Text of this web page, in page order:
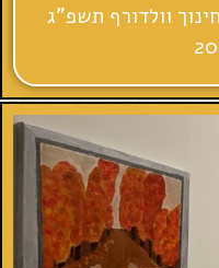
וולדורף תשפ"ג